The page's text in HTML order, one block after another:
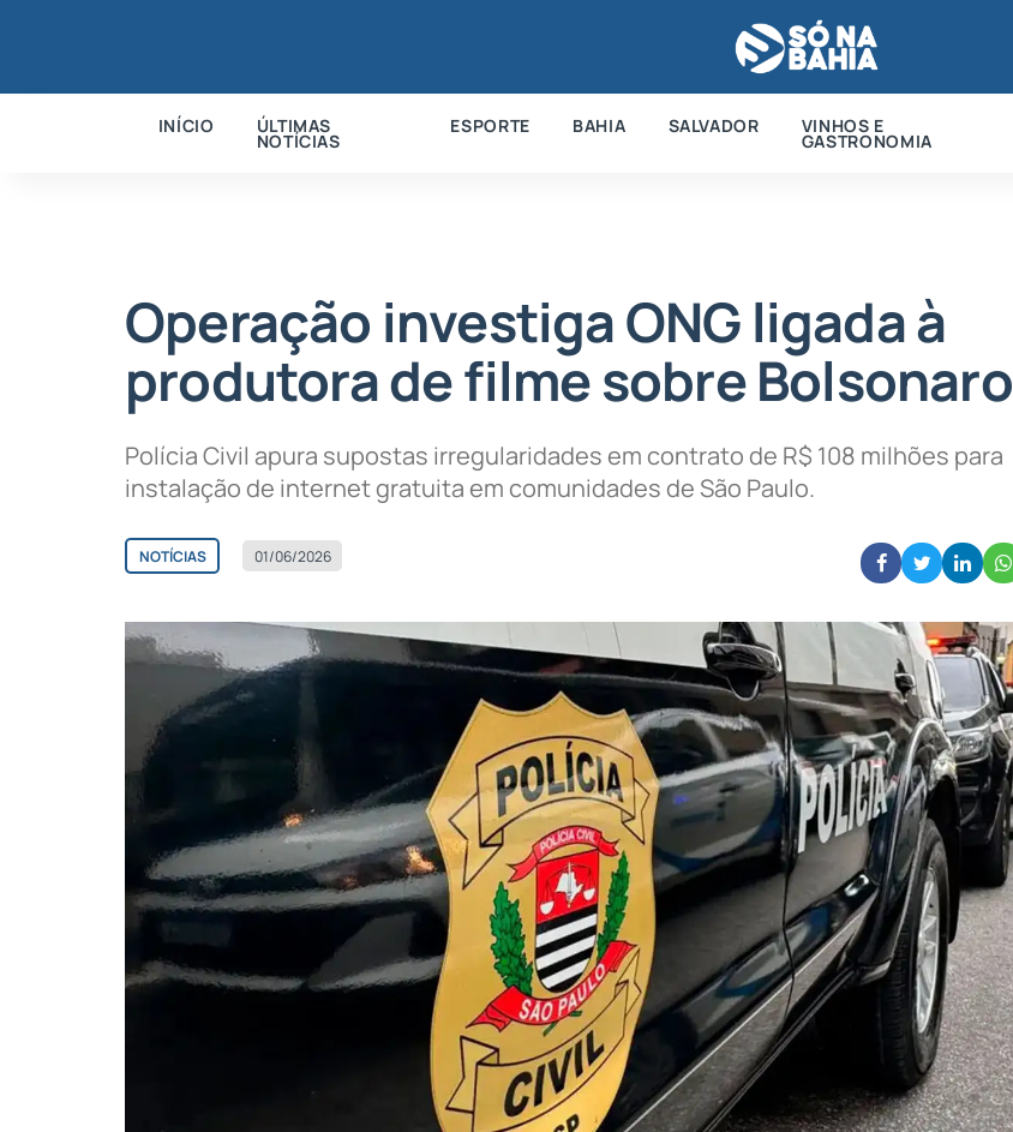
INÍCIO ÚLTIMAS
NOTÍCIAS
ESPORTE BAHIA SALVADOR VINHOS E
GASTRONOMIA
Operação investiga ONG ligada à
produtora de filme sobre Bolsonaro
Polícia Civil apura supostas irregularidades em contrato de R$ 108 milhões para
instalação de internet gratuita em comunidades de São Paulo.
NOTÍCIAS 01/06/2026